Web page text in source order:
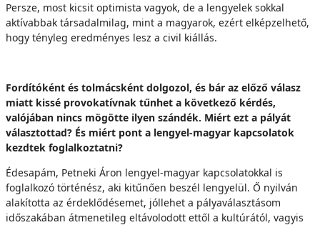
Persze, most kicsit optimista vagyok, de a lengyelek sokkal
aktívabbak társadalmilag, mint a magyarok, ezért elképzelhető,
hogy tényleg eredményes lesz a civil kiállás.
Fordítóként és tolmácsként dolgozol, és bár az előző válasz
miatt kissé provokatívnak tűnhet a következő kérdés,
valójában nincs mögötte ilyen szándék. Miért ezt a pályát
választottad? És miért pont a lengyel-magyar kapcsolatok
kezdtek foglalkoztatni?
Édesapám, Petneki Áron lengyel-magyar kapcsolatokkal is
foglalkozó történész, aki kitűnően beszél lengyelül. Ő nyilván
alakította az érdeklődésemet, jóllehet a pályaválasztásom
időszakában átmenetileg eltávolodott ettől a kultúrától, vagyis